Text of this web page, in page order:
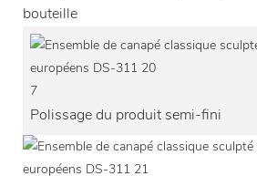
bouteille
7
Polissage du produit semi-fini